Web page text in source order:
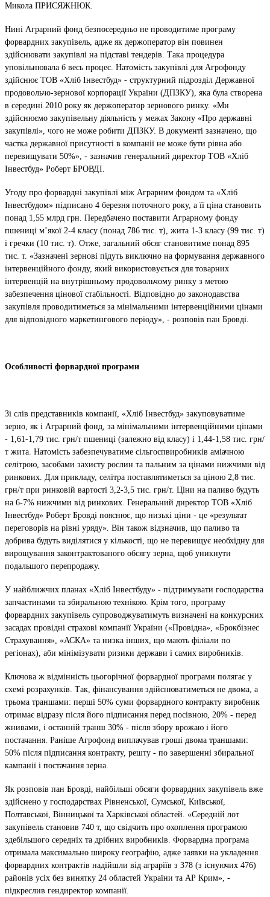
Микола ПРИСЯЖНЮК.
Нині Аграрний фонд безпосередньо не проводитиме програму
форвардних закупівель, адже як держоператор він повинен
здійснювати закупівлі на підставі тендерів. Така процедура
уповільнювала б весь процес. Натомість закупівлі для Агрофонду
здійснює ТОВ «Хліб Інвестбуд» - структурний підрозділ Державної
продовольчо-зернової корпорації України (ДПЗКУ), яка була створена
в середині 2010 року як держоператор зернового ринку. «Ми
здійснюємо закупівельну діяльність у межах Закону «Про державні
закупівлі», чого не може робити ДПЗКУ. В документі зазначено, що
частка державної присутності в компанії не може бути рівна або
перевищувати 50%», - зазначив генеральний директор ТОВ «Хліб
Інвестбуд» Роберт БРОВДІ
Угоду про форвардні закупівлі між Аграрним фондом та «Хліб
Інвестбудом» підписано 4 березня поточного року, а її ціна становить
понад 1,55 млрд грн. Передбачено поставити Аграрному фонду
пшениці м’якої 2-4 класу (понад 786 тис. т), жита 1-3 класу (99 тис. т)
і гречки (10 тис. т). Отже, загальний обсяг становитиме понад 895
тис. т. «Зазначені зернові підуть виключно на формування державного
інтервенційного фонду, який використовується для товарних
інтервенцій на внутрішньому продовольчому ринку з метою
забезпечення цінової стабільності. Відповідно до законодавства
закупівля проводитиметься за мінімальними інтервенційними цінами
для відповідного маркетингового періоду», - розповів пан Бровді.
Особливості форвардної програми
Зі слів представників компанії, «Хліб Інвестбуд» закуповуватиме
зерно, як і Аграрний фонд, за мінімальними інтервенційними цінами
- 1,61-1,79 тис. грн/т пшениці (залежно від класу) і 1,44-1,58 тис. грн/
т жита. Натомість забезпечуватиме сільгоспвиробників аміачною
селітрою, засобами захисту рослин та пальним за цінами нижчими від
ринкових. Для прикладу, селітра поставлятиметься за ціною 2,8 тис.
грн/т при ринковій вартості 3,2-3,5 тис. грн/т. Ціни на паливо будуть
на 6-7% нижчими від ринкових. Генеральний директор ТОВ «Хліб
Інвестбуд» Роберт Бровді пояснює, що низькі ціни - це «результат
переговорів на рівні уряду». Він також відзначив, що паливо та
добрива будуть виділятися у кількості, що не перевищує необхідну для
вирощування законтрактованого обсягу зерна, щоб уникнути
подальшого перепродажу.
У найближчих планах «Хліб Інвестбуду» - підтримувати господарства
запчастинами та збиральною технікою. Крім того, програму
форвардних закупівель супроводжуватимуть визначені на конкурсних
засадах провідні страхові компанії України («Провідна», «Брокбізнес
Страхування», «АСКА» та низка інших, що мають філіали по
регіонах), аби мінімізувати ризики держави і самих виробників.
Ключова ж відмінність цьогорічної форвардної програми полягає у
схемі розрахунків. Так, фінансування здійснюватиметься не двома, а
трьома траншами: перші 50% суми форвардного контракту виробник
отримає відразу після його підписання перед посівною, 20% - перед
жнивами, і останній транш 30% - після збору врожаю і його
постачання. Раніше Агрофонд виплачував гроші двома траншами:
50% після підписання контракту, решту - по завершенні збиральної
кампанії і постачання зерна.
Як розповів пан Бровді , найбільші обсяги форвардних закупівель вже
здійснено у господарствах Рівненської, Сумської, Київської,
Полтавської, Вінницької та Харківської областей. «Середній лот
закупівель становив 740 т, що свідчить про охоплення програмою
здебільшого середніх та дрібних виробників. Форвардна програма
отримала максимально широку географію, адже заявки на укладення
форвардних контрактів надійшли від аграріїв з 378 (з існуючих 476)
районів усіх без винятку 24 областей України та АР Крим», -
підкреслив гендиректор компанії.